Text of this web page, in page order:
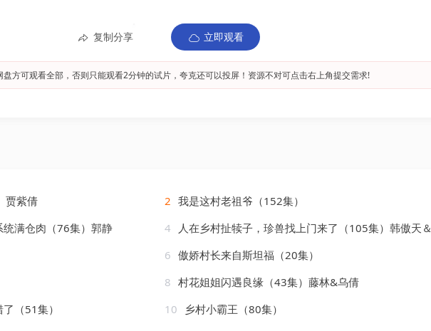
复制分享 立即观看
盘方可观看全部，否则只能观看2分钟的试片，夸克还可以投屏！资源不对可点击右上角提交需求!
贾紫倩 2 我是这村老祖爷（152集）
满仓肉（76集）郭静 4
人在乡村扯犊子，珍兽找上门来了（105集）韩傲天＆王芸菲&粥粥
6 傲娇村长来自斯坦福（20集）
8 村花姐姐闪遇良缘（43集）藤林&乌倩
（51集） 10 乡村小霸王（80集）